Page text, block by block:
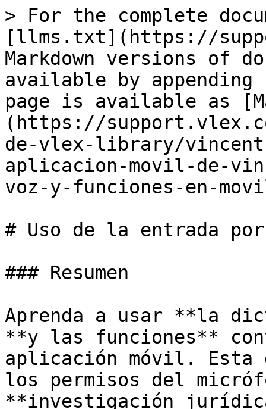
> For the complete
[llms.txt](https://
Markdown versions of
available by
page is available as
(https://
de-vlex-library/
aplicacion-movil-de-
voz-y-funciones-en-
# Uso de la entrada
### Resumen
Aprenda a usar **la
**y las funciones**
aplicación móvil. Esta
los permisos del
**investigación